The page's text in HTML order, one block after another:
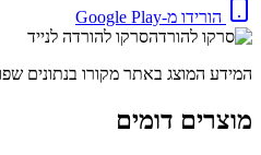
הורידו מ-Google Play
סרקו להורדה לנייד
המידע המוצג באתר מקורו בנתונים
מוצרים דומים